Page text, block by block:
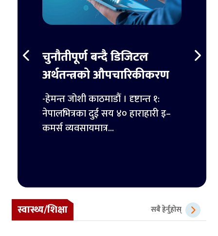
चुनौतीपूर्ण बन्दै डिजिटल
अर्थतन्त्रको औपचारिकीकरण
-हेमन्त जोशी काठमाडौं । दृष्टान्त १:
नेपालभित्रका दुई सय ४० हाराहारी इ–
कमर्स व्यवसायमात्र...
स्वास्थ्य/शिक्षा सबै हेर्नुहोस्